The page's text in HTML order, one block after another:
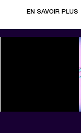
EN SAVOIR PLUS